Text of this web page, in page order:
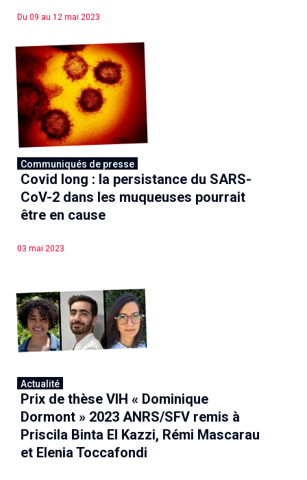
Retrouvez toutes les cellules Émergence, actives ou
inactives.
Du 09 au 12 mai 2023
Communiqués de presse
Covid long : la persistance du SARS-
CoV-2 dans les muqueuses pourrait
être en cause
03 mai 2023
Actualité
Prix de thèse VIH « Dominique
Dormont » 2023 ANRS/SFV remis à
Priscila Binta El Kazzi, Rémi Mascarau
et Elenia Toccafondi